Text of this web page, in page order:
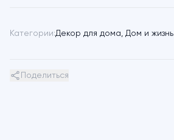
Категории:Декор для дома, Дом и жизнь
Поделиться